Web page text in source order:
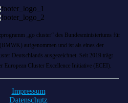
„go cluster“ des Bundesministeriums für
aufgenommen und ist als eines der
Deutschlands ausgezeichnet. Seit 2019 trägt
European Cluster Excellence Initiative (ECEI).
Impressum
Datenschutz